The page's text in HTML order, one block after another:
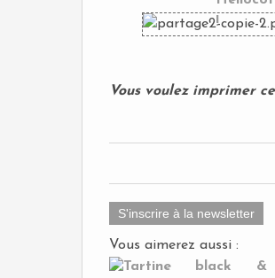
Vous voulez imprimer
S'inscrire à la newsletter
Vous aimerez aussi :